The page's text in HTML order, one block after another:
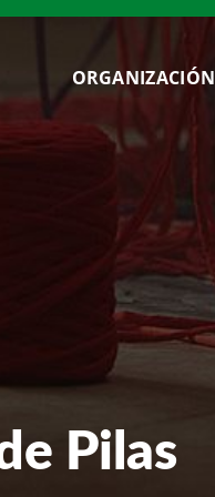
ORGANIZACIÓN
Pilas